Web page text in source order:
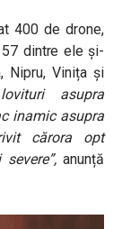
400 de drone,
dintre ele și-
Nipru, Vinița și
asupra
inamic asupra
cărora opt
anunță